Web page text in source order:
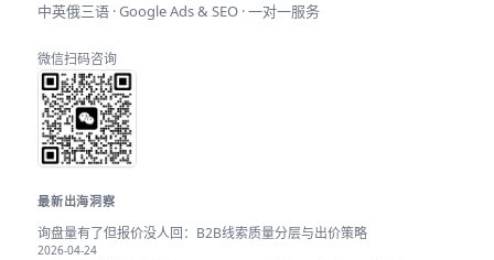
中英俄三语 · Google Ads & SEO · 一对一服务
微信扫码咨询
最新出海洞察
询盘量有了但报价没人回：B2B线索质量分层与出价策略
2026-04-24